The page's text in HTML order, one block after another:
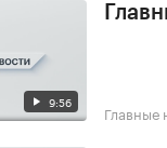
9:56 Главные